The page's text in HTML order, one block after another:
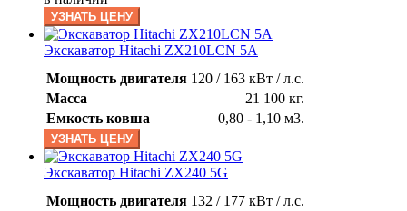
УЗНАТЬ ЦЕНУ
Экскаватор Hitachi ZX210LCN 5A
Мощность двигателя 120 / 163 кВт / л.с.
Масса
21 100 кг.
Емкость ковша
0,80 - 1,10 м3.
УЗНАТЬ ЦЕНУ
Экскаватор Hitachi ZX240 5G
Мощность двигателя 132 / 177 кВт / л.с.